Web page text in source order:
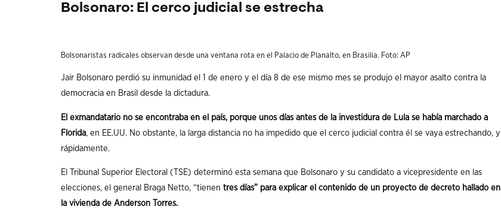
Bolsonaro: El cerco judicial se estrecha
Bolsonaristas radicales observan desde una ventana rota en el Palacio de Planalto, en Brasilia. Foto: AP
Jair Bolsonaro perdió su inmunidad el 1 de enero y el día 8 de ese mismo mes se produjo el mayor asalto contra la
democracia en Brasil desde la dictadura.
El exmandatario no se encontraba en el país, porque unos días antes de la investidura de Lula se había marchado a
Florida, en EE.UU. No obstante, la larga distancia no ha impedido que el cerco judicial contra él se vaya estrechando, y
rápidamente.
El Tribunal Superior Electoral (TSE) determinó esta semana que Bolsonaro y su candidato a vicepresidente en las
elecciones, el general Braga Netto, “tienen tres días” para explicar el contenido de un proyecto de decreto hallado en
la vivienda de Anderson Torres.